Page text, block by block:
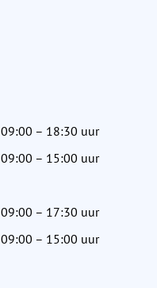
09:00 – 18:30 uur
09:00 – 15:00 uur
09:00 – 17:30 uur
09:00 – 15:00 uur